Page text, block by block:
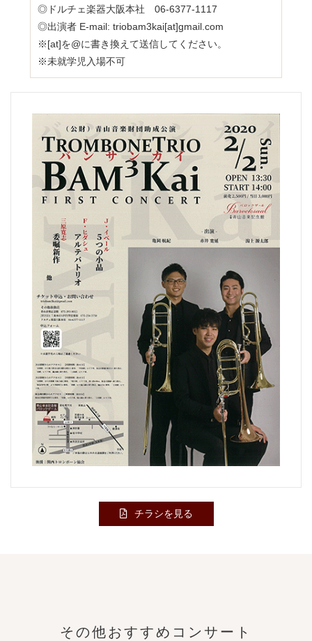
◎ドルチェ楽器大阪本社 06-6377-1117
◎出演者 E-mail: triobam3kai[at]gmail.com
※[at]を@に書き換えて送信してください。
※未就学児入場不可
チラシを見る
その他おすすめコンサート